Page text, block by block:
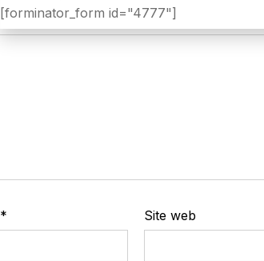
* Site web
[forminator_form id="4777"]